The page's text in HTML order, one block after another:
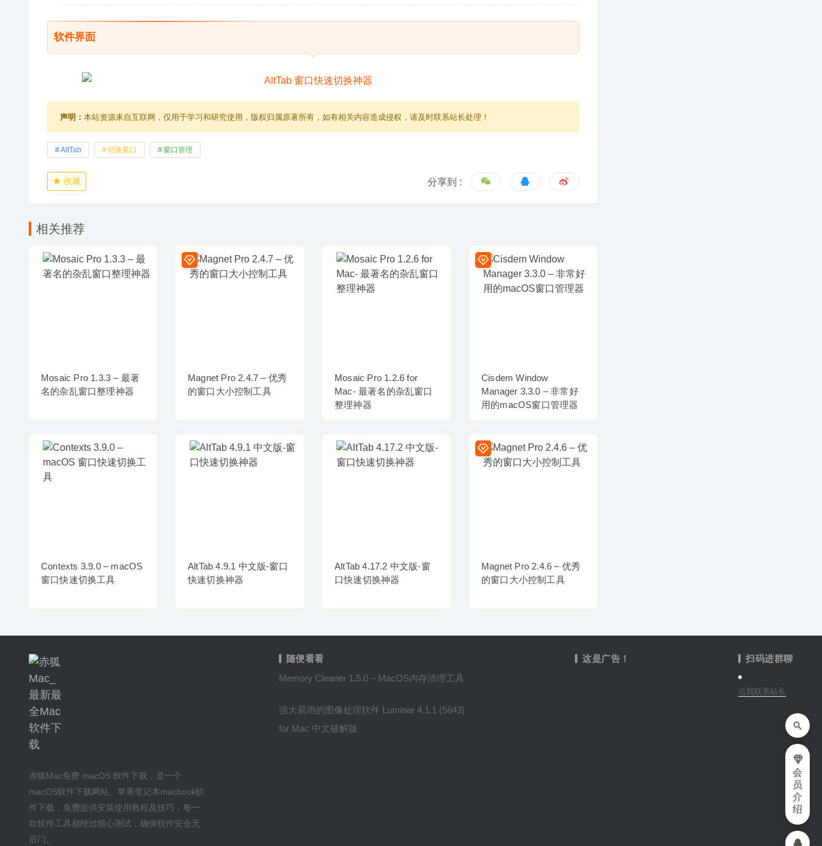
软件界面
声明： 本站资源来自互联网，仅用于学习和研究使用，版权归属原著所有，如有相关内容造成侵权，请及时联系站长处理！
AltTab 切换窗口 窗口管理
收藏 分享到 :
相关推荐
Mosaic Pro 1.3.3 – 最著
名的杂乱窗口整理神器
Magnet Pro 2.4.7 – 优秀
的窗口大小控制工具
Mosaic Pro 1.2.6 for
Mac- 最著名的杂乱窗口
整理神器
Cisdem Window
Manager 3.3.0 – 非常好
用的macOS窗口管理器
Contexts 3.9.0 – macOS
窗口快速切换工具
AltTab 4.9.1 中文版-窗口
快速切换神器
AltTab 4.17.2 中文版-窗
口快速切换神器
Magnet Pro 2.4.6 – 优秀
的窗口大小控制工具
赤狐Mac免费 macOS 软件下载 ，是一个
macOS软件下载网站
苹果笔记本macbook软
件下载 ，免费提供安装使用教程及技巧 ，每一
款软件工具都经过细心测试，确保软件安全无
后门。
随便看看
Memory Cleaner 1.5.0 – MacOS内存清理工具
强大易用的图像处理软件 Luminar 4.1.1 (5843)
for Mac 中文破解版
这是广告！ 扫码进群聊
点我联系站长
会
员
介
绍